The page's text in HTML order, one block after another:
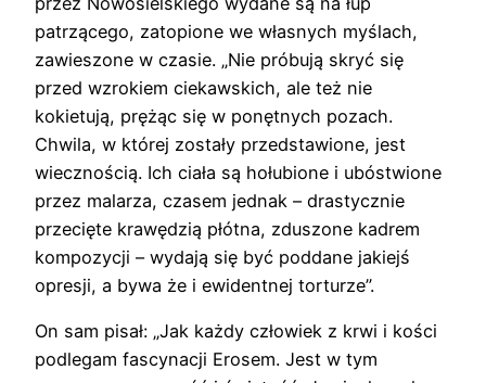
patrzącego, zatopione we własnych myślach,
zawieszone w czasie. „Nie próbują skryć się
przed wzrokiem ciekawskich, ale też nie
kokietują, prężąc się w ponętnych pozach.
Chwila, w której zostały przedstawione, jest
wiecznością. Ich ciała są hołubione i ubóstwione
przez malarza, czasem jednak – drastycznie
przecięte krawędzią płótna, zduszone kadrem
kompozycji – wydają się być poddane jakiejś
opresji, a bywa że i ewidentnej torturze”.
On sam pisał: „Jak każdy człowiek z krwi i kości
podlegam fascynacji Erosem. Jest w tym